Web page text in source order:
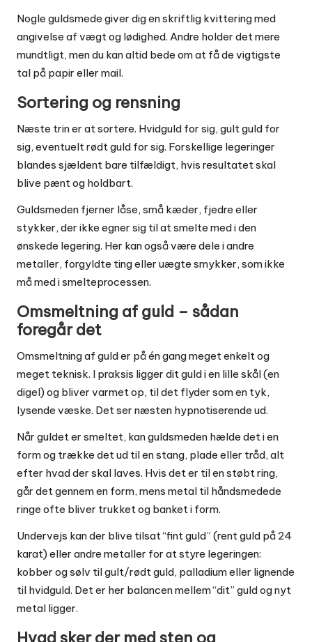
Nogle guldsmede giver dig en skriftlig kvittering med
angivelse af vægt og lødighed. Andre holder det mere
mundtligt, men du kan altid bede om at få de vigtigste
tal på papir eller mail.
Sortering og rensning
Næste trin er at sortere. Hvidguld for sig, gult guld for
sig, eventuelt rødt guld for sig. Forskellige legeringer
blandes sjældent bare tilfældigt, hvis resultatet skal
blive pænt og holdbart.
Guldsmeden fjerner låse, små kæder, fjedre eller
stykker, der ikke egner sig til at smelte med i den
ønskede legering. Her kan også være dele i andre
metaller, forgyldte ting eller uægte smykker, som ikke
må med i smelteprocessen.
Omsmeltning af guld – sådan
foregår det
Omsmeltning af guld er på én gang meget enkelt og
meget teknisk. I praksis ligger dit guld i en lille skål (en
digel) og bliver varmet op, til det flyder som en tyk,
lysende væske. Det ser næsten hypnotiserende ud.
Når guldet er smeltet, kan guldsmeden hælde det i en
form og trække det ud til en stang, plade eller tråd, alt
efter hvad der skal laves. Hvis det er til en støbt ring,
går det gennem en form, mens metal til håndsmedede
ringe ofte bliver trukket og banket i form.
Undervejs kan der blive tilsat “fint guld” (rent guld på 24
karat) eller andre metaller for at styre legeringen:
kobber og sølv til gult/rødt guld, palladium eller lignende
til hvidguld. Det er her balancen mellem “dit” guld og nyt
metal ligger.
Hvad sker der med sten og